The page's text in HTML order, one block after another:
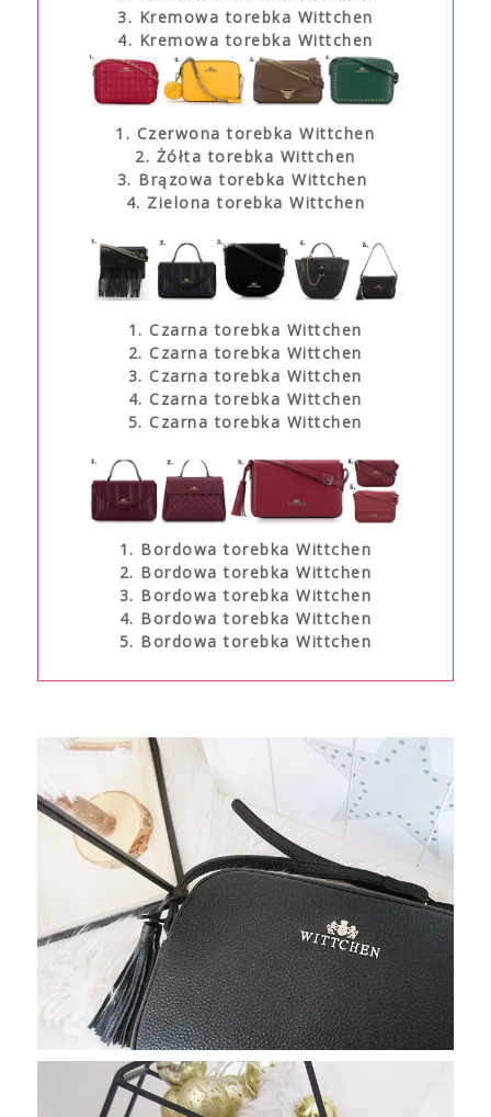
3. Kremowa torebka Wittchen
4. Kremowa torebka Wittchen
1. Czerwona torebka Wittchen
2. Żółta torebka Wittchen
3. Brązowa torebka Wittchen
4. Zielona torebka Wittchen
1. Czarna torebka Wittchen
2. Czarna torebka Wittchen
3. Czarna torebka Wittchen
4. Czarna torebka Wittchen
5. Czarna torebka Wittchen
1. Bordowa torebka Wittchen
2. Bordowa torebka Wittchen
3. Bordowa torebka Wittchen
4. Bordowa torebka Wittchen
5. Bordowa torebka Wittchen